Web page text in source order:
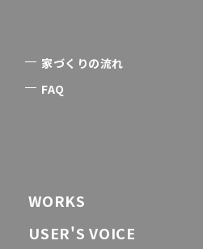
家づくりの流れ
FAQ
WORKS
USER'S VOICE